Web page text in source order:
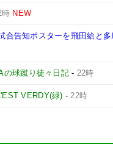
時 NEW
合告知ポスターを飛田給と
の球蹴り徒々日記- 22時
VERDY(緑) -22時